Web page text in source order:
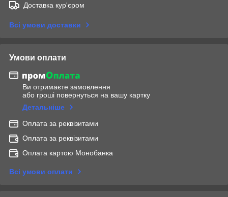
Доставка кур'єром
Всі умови доставки
Умови оплати
Ви отримаєте замовлення
або гроші повернуться на вашу картку
Детальніше
Оплата за реквізитами
Оплата за реквізитами
Оплата картою Монобанка
Всі умови оплати